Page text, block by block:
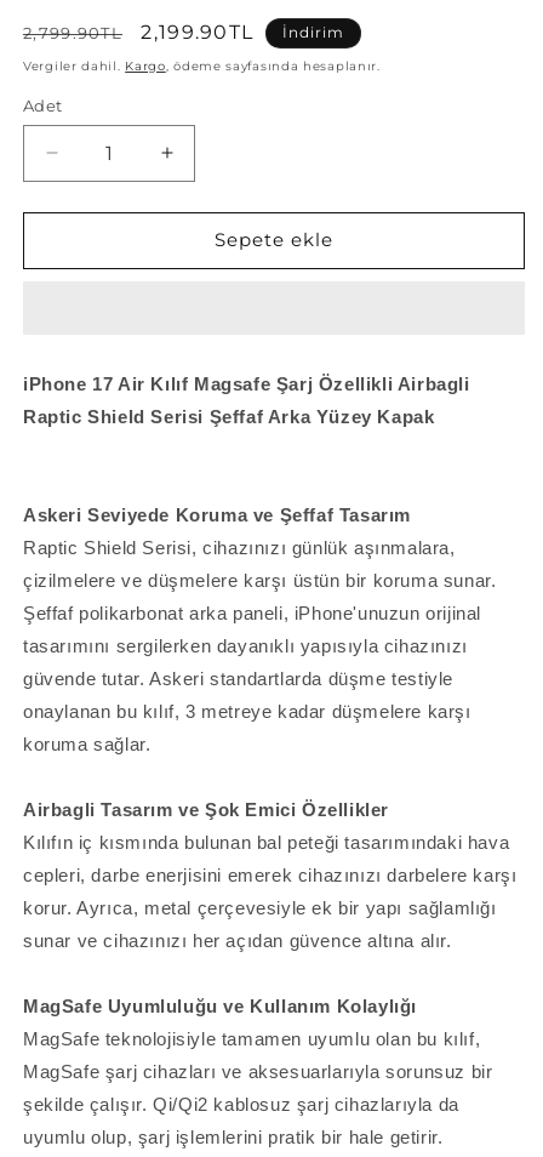
Normal
fiyat
2,799.90TL
İndirimli
fiyat
2,199.90TL İndirim
Vergiler dahil. Kargo, ödeme sayfasında hesaplanır.
Adet
iPhone
17
Kılıf
Airbagli
Raptic
Arka
Yüzey
Kapak
adedi
azaltın
Apple
iPhone
17
Kılıf
Airbagli
Raptic
Arka
Yüzey
Kapak
için
adedi
artırın
Sepete ekle
iPhone 17 Air Kılıf Magsafe Şarj Özellikli Airbagli
Raptic Shield Serisi Şeffaf Arka Yüzey Kapak
Askeri Seviyede Koruma ve Şeffaf Tasarım
Raptic Shield Serisi, cihazınızı günlük aşınmalara,
çizilmelere ve düşmelere karşı üstün bir koruma sunar.
Şeffaf polikarbonat arka paneli, iPhone'unuzun orijinal
tasarımını sergilerken dayanıklı yapısıyla cihazınızı
güvende tutar. Askeri standartlarda düşme testiyle
onaylanan bu kılıf, 3 metreye kadar düşmelere karşı
koruma sağlar.
Airbagli Tasarım ve Şok Emici Özellikler
Kılıfın iç kısmında bulunan bal peteği tasarımındaki hava
cepleri, darbe enerjisini emerek cihazınızı darbelere karşı
korur. Ayrıca, metal çerçevesiyle ek bir yapı sağlamlığı
sunar ve cihazınızı her açıdan güvence altına alır.
MagSafe Uyumluluğu ve Kullanım Kolaylığı
MagSafe teknolojisiyle tamamen uyumlu olan bu kılıf,
MagSafe şarj cihazları ve aksesuarlarıyla sorunsuz bir
şekilde çalışır. Qi/Qi2 kablosuz şarj cihazlarıyla da
uyumlu olup, şarj işlemlerini pratik bir hale getirir.